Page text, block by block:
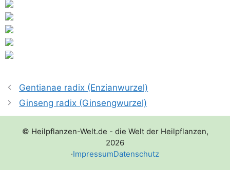
Gentianae radix (Enzianwurzel)
Ginseng radix (Ginsengwurzel)
© Heilpflanzen-Welt.de - die Welt der Heilpflanzen,
2026
·ImpressumDatenschutz